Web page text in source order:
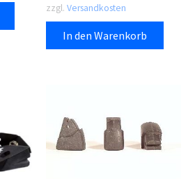
zzgl. Versandkosten
In den Warenkorb